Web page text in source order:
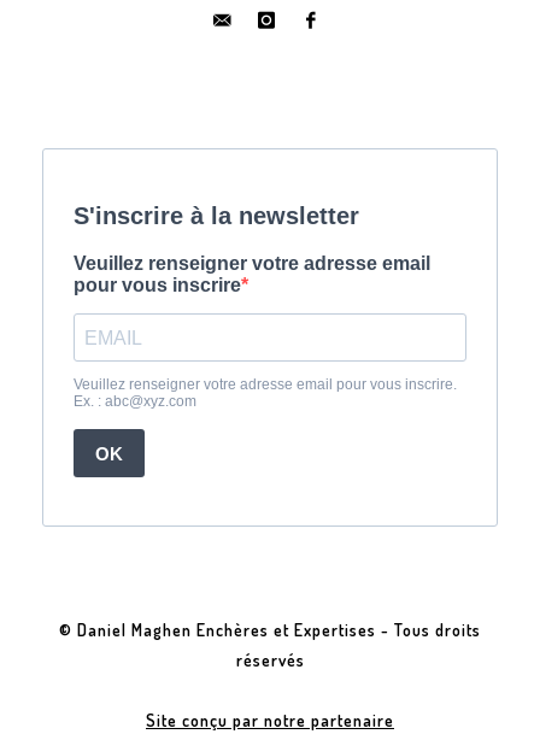
© Daniel Maghen Enchères et Expertises - Tous droits
réservés
Site conçu par notre partenaire